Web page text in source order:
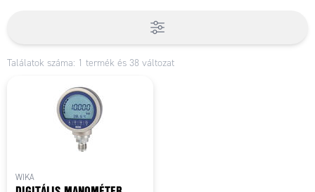
Találatok száma: 1 termék és 38 változat
WIKA